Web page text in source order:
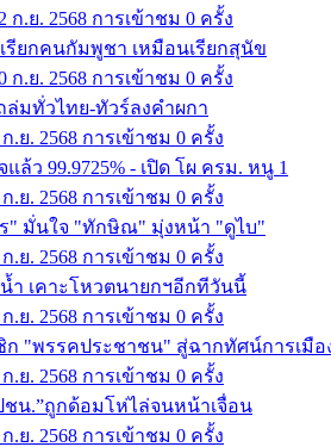
ก.ย. 2568 การเข้าชม 0 ครั้ง
รียกคนกัมพูชา เหมือนเรียกสุนัข
ก.ย. 2568 การเข้าชม 0 ครั้ง
มทั่วไทย-ทัวร์ลงคำผกา
.ย. 2568 การเข้าชม 0 ครั้ง
ล้ว 99.9725% - เปิด โผ ครม. หนู 1
.ย. 2568 การเข้าชม 0 ครั้ง
" มั่นใจ "ทักษิณ" มุ่งหน้า "ดูไบ"
ก.ย. 2568 การเข้าชม 0 ครั้ง
ำ เคาะโหวตนายกฯอีกทีวันนี้
.ย. 2568 การเข้าชม 0 ครั้ง
"พรรคประชาชน" สู่ฉากทัศน์การเมือ
ก.ย. 2568 การเข้าชม 0 ครั้ง
ชน.”ถูกด้อมโห่ไล่จนหน้าเจื่อน
ก.ย. 2568 การเข้าชม 0 ครั้ง